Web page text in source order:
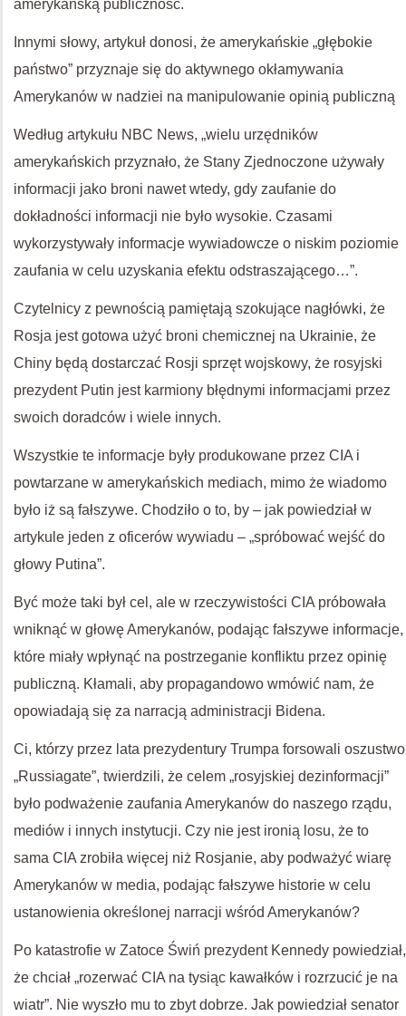
amerykańską publiczność.
Innymi słowy, artykuł donosi, że amerykańskie „głębokie
państwo” przyznaje się do aktywnego okłamywania
Amerykanów w nadziei na manipulowanie opinią publiczną
Według artykułu NBC News, „wielu urzędników
amerykańskich przyznało, że Stany Zjednoczone używały
informacji jako broni nawet wtedy, gdy zaufanie do
dokładności informacji nie było wysokie. Czasami
wykorzystywały informacje wywiadowcze o niskim poziomie
zaufania w celu uzyskania efektu odstraszającego…”.
Czytelnicy z pewnością pamiętają szokujące nagłówki, że
Rosja jest gotowa użyć broni chemicznej na Ukrainie, że
Chiny będą dostarczać Rosji sprzęt wojskowy, że rosyjski
prezydent Putin jest karmiony błędnymi informacjami przez
swoich doradców i wiele innych.
Wszystkie te informacje były produkowane przez CIA i
powtarzane w amerykańskich mediach, mimo że wiadomo
było iż są fałszywe. Chodziło o to, by – jak powiedział w
artykule jeden z oficerów wywiadu – „spróbować wejść do
głowy Putina”.
Być może taki był cel, ale w rzeczywistości CIA próbowała
wniknąć w głowę Amerykanów, podając fałszywe informacje,
które miały wpłynąć na postrzeganie konfliktu przez opinię
publiczną. Kłamali, aby propagandowo wmówić nam, że
opowiadają się za narracją administracji Bidena.
Ci, którzy przez lata prezydentury Trumpa forsowali oszustwo
„Russiagate”, twierdzili, że celem „rosyjskiej dezinformacji”
było podważenie zaufania Amerykanów do naszego rządu,
mediów i innych instytucji. Czy nie jest ironią losu, że to
sama CIA zrobiła więcej niż Rosjanie, aby podważyć wiarę
Amerykanów w media, podając fałszywe historie w celu
ustanowienia określonej narracji wśród Amerykanów?
Po katastrofie w Zatoce Świń prezydent Kennedy powiedział,
że chciał „rozerwać CIA na tysiąc kawałków i rozrzucić je na
wiatr”. Nie wyszło mu to zbyt dobrze. Jak powiedział senator